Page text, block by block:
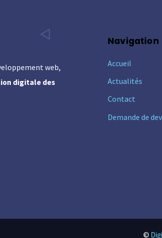
web,
digitale des
Navigation
Accueil
Actualités
Contact
Demande de
©